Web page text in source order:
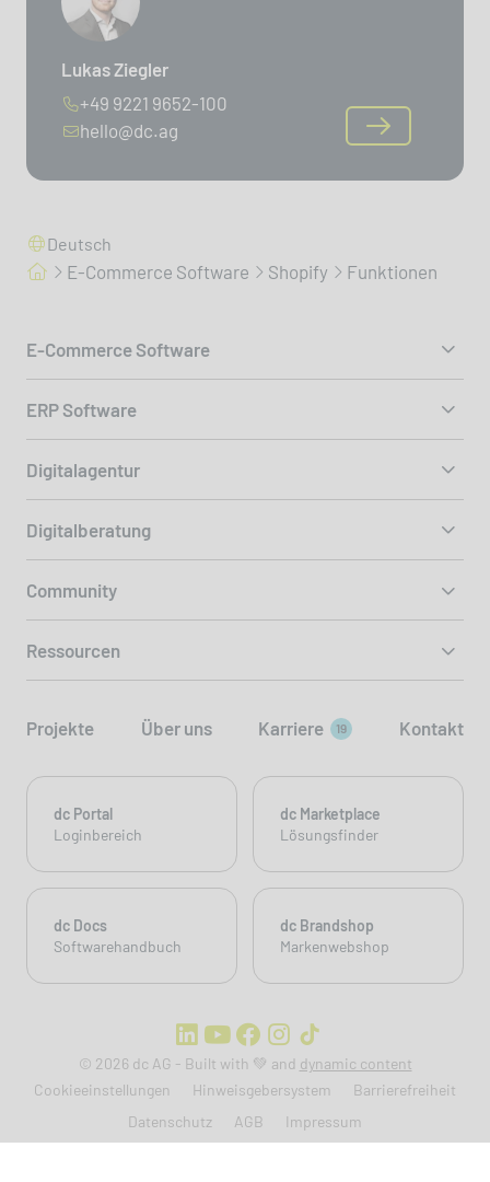
Lukas Ziegler
+49 9221 9652-100
hello@dc.ag
Deutsch
E-Commerce Software Shopify Funktionen
E-Commerce Software
ERP Software
Digitalagentur
Digitalberatung
Community
Ressourcen
Projekte Über uns Karriere 19 Kontakt
dc Portal
Loginbereich
dc Marketplace
Lösungsfinder
dc Docs
Softwarehandbuch
dc Brandshop
Markenwebshop
© 2026 dc AG - Built with 💚 and dynamic content
Cookieeinstellungen
Hinweisgebersystem
Barrierefreiheit
Datenschutz
AGB Impressum